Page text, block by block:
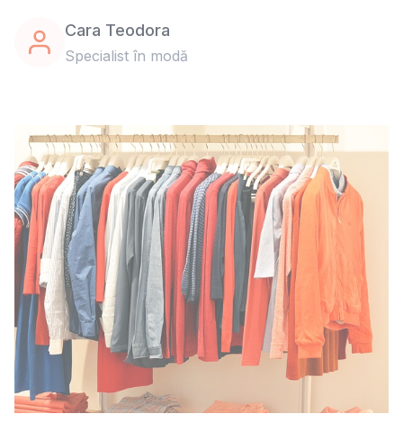
Cara Teodora
Specialist în modă